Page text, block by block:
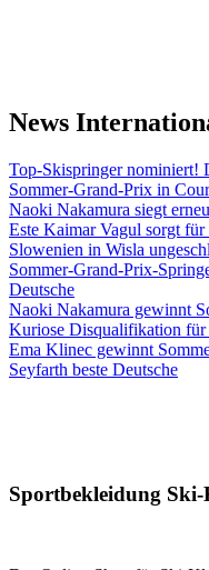
News
Top-Skispringer nominiert!
Sommer-Grand-Prix in
Naoki Nakamura siegt
Este Kaimar Vagul sorgt für
Slowenien in Wisla
Sommer-Grand-Prix-
Deutsche
Naoki Nakamura gewinnt
Kuriose Disqualifikation
Ema Klinec gewinnt
Seyfarth beste Deutsche
Sportbekleidung